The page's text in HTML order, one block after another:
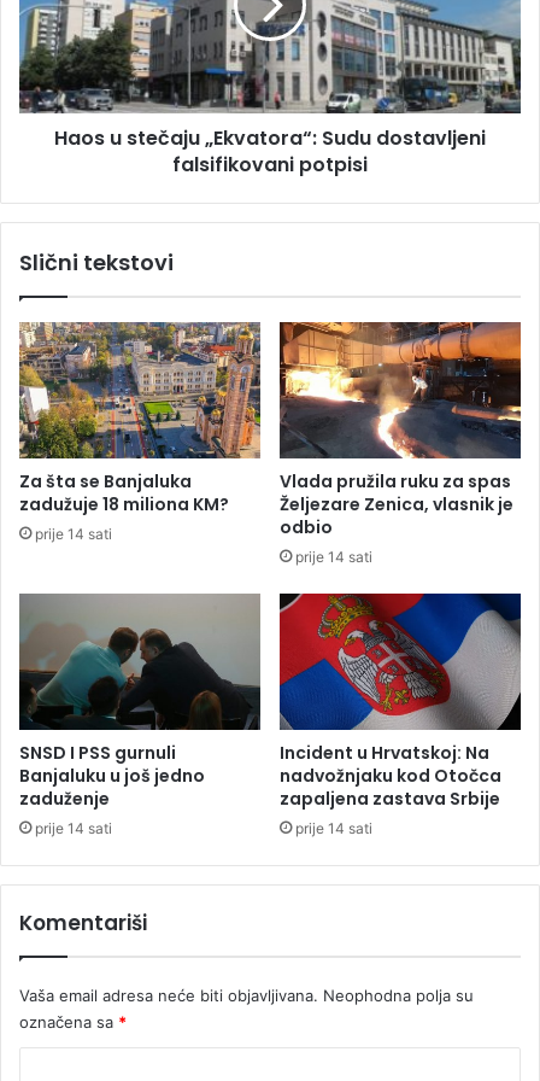
j
a
u
h
a
l
l
n
o
g
h
i
r
u
r
g
i
S
j
v
r
n
e
a
e
n
i
j
u
s
t
e
č
k
t
o
r
a
“
S
u
d
d
s
t
v
l
j
e
n
f
l
f
i
k
Haos u stečaju „Ekvatora“: Sudu dostavljeni
falsifikovani potpisi
Slični tekstovi
Za šta se Banjaluka
zadužuje 18 miliona KM?
prije 14 sati
Vlada pružila ruku za spas
Željezare Zenica, vlasnik je
odbio
prije 14 sati
SNSD I PSS gurnuli
Banjaluku u još jedno
zaduženje
prije 14 sati
Incident u Hrvatskoj: Na
nadvožnjaku kod Otočca
zapaljena zastava Srbije
prije 14 sati
Komentariši
Vaša email adresa neće biti objavljivana. Neophodna polja su
označena sa *